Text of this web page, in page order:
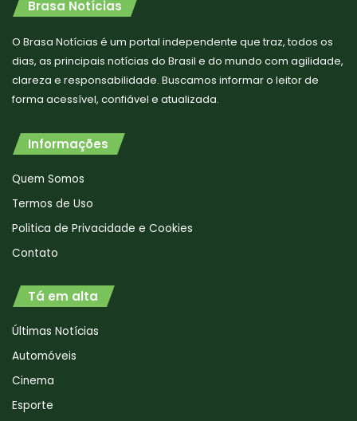
Brasa Notícias
O Brasa Notícias é um portal independente que traz, todos os
dias, as principais notícias do Brasil e do mundo com agilidade,
clareza e responsabilidade. Buscamos informar o leitor de
forma acessível, confiável e atualizada.
Informações
Quem Somos
Termos de Uso
Politica de Privacidade e Cookies
Contato
Tá em alta
Últimas Notícias
Automóveis
Cinema
Esporte